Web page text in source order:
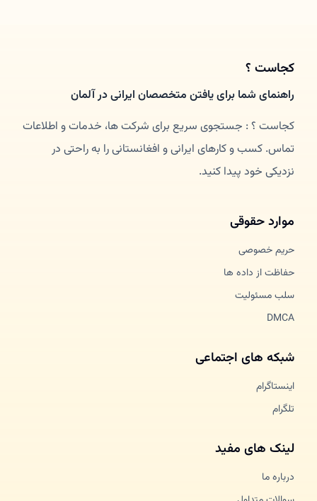
کجاست ؟
راهنمای شما برای یافتن متخصصان ایرانی در آلمان
کجاست ؟ : جستجوی سریع برای شرکت ها، خدمات و اطلاعات
تماس. کسب و کارهای ایرانی و افغانستانی را به راحتی در
نزدیکی خود پیدا کنید.
موارد حقوقی
حریم خصوصی
حفاظت از داده ها
سلب مسئولیت
DMCA
شبکه های اجتماعی
اینستاگرام
تلگرام
لینک های مفید
درباره ما